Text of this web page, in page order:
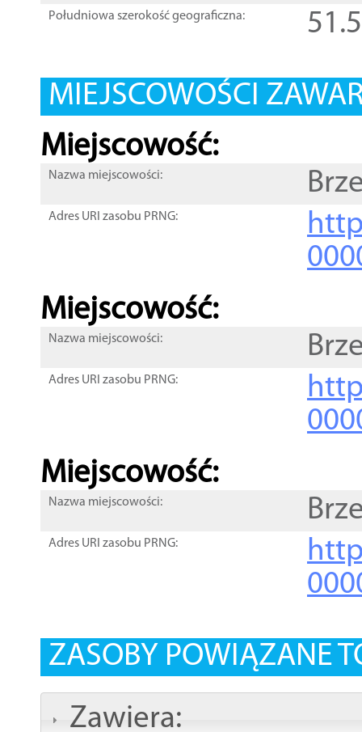
Południowa szerokość geograficzna:
MIEJSCOWOŚCI
Miejscowość:
Nazwa miejscowości:
Adres URI zasobu PRNG:
Miejscowość:
Nazwa miejscowości:
Adres URI zasobu PRNG:
Miejscowość:
Nazwa miejscowości:
Adres URI zasobu PRNG:
ZASOBY POWIĄZANE
Zawiera: